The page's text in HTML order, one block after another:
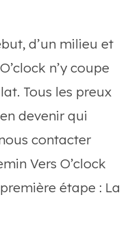
d’un milieu et
n’y coupe
Tous les preux
devenir qui
contacter
Vers O’clock
étape : La